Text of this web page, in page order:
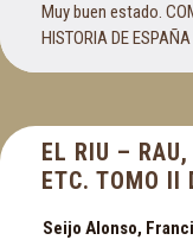
Muy buen estado.
HISTORIA DE ESPAÑA
EL RIU –
ETC. TOMO
Seijo Alonso,